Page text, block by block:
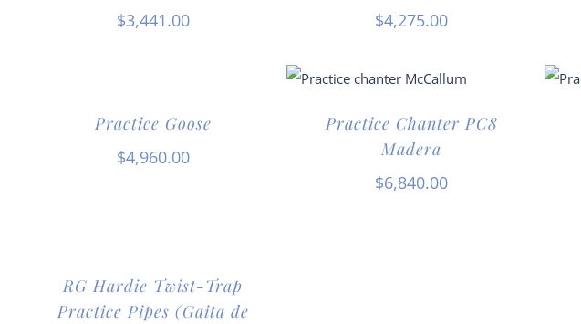
$3,441.00
$4,275.00
Practice Goose
$4,960.00
Practice Chanter PC8
Madera
$6,840.00
RG Hardie Twist-Trap
Practice Pipes (Gaita de